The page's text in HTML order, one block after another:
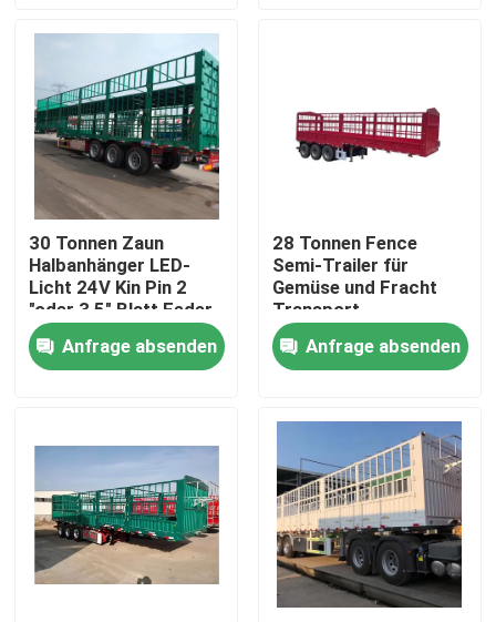
Videos
Über uns
Fabrik-Ausflug
Qualitätskontrolle
Fordern Sie ein Zitat
Gebrauchte Muldenkipper
30 Tonnen Zaun
Halbanhänger LED-
Licht 24V Kin Pin 2
"oder 3,5" Blatt Feder
90mm*13mm*10
SchichtAnfrage absenden
28 Tonnen Fence
Semi-Trailer für
Gemüse und Fracht
Transport
Anfrage absenden